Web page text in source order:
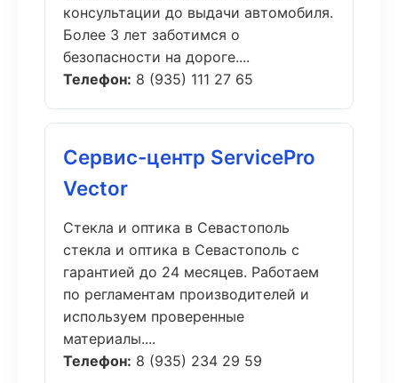
консультации до выдачи автомобиля.
Более 3 лет заботимся о
безопасности на дороге....
Телефон: 8 (935) 111 27 65
Сервис-центр ServicePro
Vector
Стекла и оптика в Севастополь
стекла и оптика в Севастополь с
гарантией до 24 месяцев. Работаем
по регламентам производителей и
используем проверенные
материалы....
Телефон: 8 (935) 234 29 59